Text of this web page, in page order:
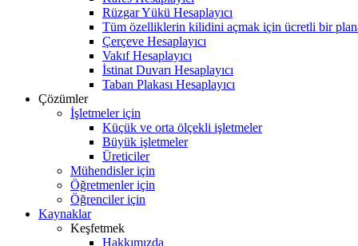
Rüzgar Yükü Hesaplayıcı
Tüm özelliklerin kilidini açmak için ücretli bir
Çerçeve Hesaplayıcı
Vakıf Hesaplayıcı
İstinat Duvarı Hesaplayıcı
Taban Plakası Hesaplayıcı
Çözümler
İşletmeler için
Küçük ve orta ölçekli işletmeler
Büyük işletmeler
Üreticiler
Mühendisler için
Öğretmenler için
Öğrenciler için
Kaynaklar
Keşfetmek
Hakkımızda